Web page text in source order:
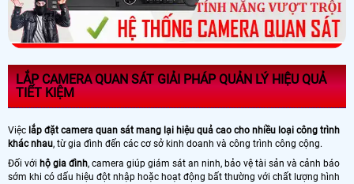
LẮP CAMERA QUAN SÁT GIẢI PHÁP QUẢN LÝ HIỆU QUẢ
TIẾT KIỆM
Việc lắp đặt camera quan sát mang lại hiệu quả cao cho nhiều loại công trình
khác nhau, từ gia đình đến các cơ sở kinh doanh và công trình công cộng.
Đối với hộ gia đình, camera giúp giám sát an ninh, bảo vệ tài sản và cảnh báo
sớm khi có dấu hiệu đột nhập hoặc hoạt động bất thường với chất lượng hình